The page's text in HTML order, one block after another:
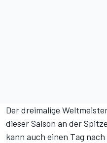
Der dreimalige
dieser Saison an der
kann auch einen Tag